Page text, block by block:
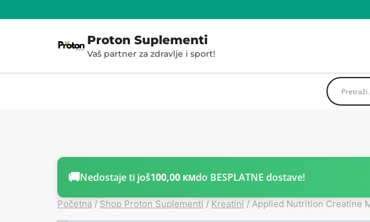
Proton Suplementi
Vaš partner za zdravlje i sport!
🚚Nedostaje ti još100,00 KMdo BESPLATNE dostave!
Početna / Shop Proton Suplementi / Kreatini / Applied Nutrition Creatine